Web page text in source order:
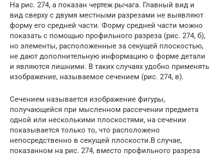
На рис. 274, а показан чертеж рычага. Главный вид и
вид сверху с двумя местными разрезами не выявляют
форму его средней части. Форму средней части можно
показать с помощью профильного разреза (рис. 274, б),
но элементы, расположенные за секущей плоскостью,
не дают дополнительную информацию о форме детали
и являются лишними. В таких случаях удобно применять
изображение, называемое сечением (рис. 274, в).
Сечением называется изображение фигуры,
получающейся при мысленном рассечении предмета
одной или несколькими плоскостями, на сечении
показывается только то, что расположено
непосредственно в секущей плоскости.В случае,
показанном на рис. 274, вместо профильного разреза